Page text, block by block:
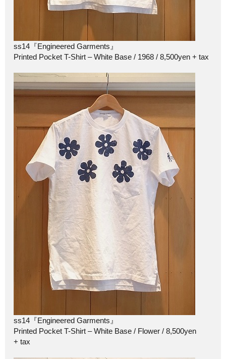
ss14『Engineered Garments』
Printed Pocket T-Shirt – White Base / 1968 / 8,500yen + tax
ss14『Engineered Garments』
Printed Pocket T-Shirt – White Base / Flower / 8,500yen
+ tax